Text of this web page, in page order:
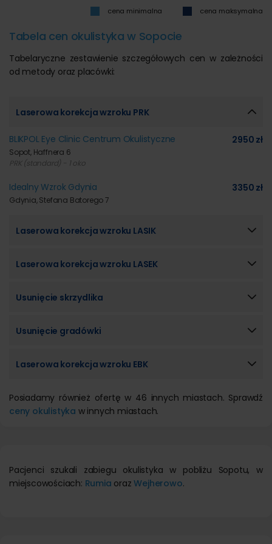
cena minimalna cena maksymalna
Tabela cen okulistyka w Sopocie
Tabelaryczne zestawienie szczegółowych cen w zależności
od metody oraz placówki:
Laserowa korekcja wzroku PRK
BLIKPOL Eye Clinic Centrum Okulistyczne
Sopot, Haffnera 6
PRK (standard) - 1 oko
2950 zł
Idealny Wzrok Gdynia
Gdynia, Stefana Batorego 7
3350 zł
Laserowa korekcja wzroku LASIK
Laserowa korekcja wzroku LASEK
Usunięcie skrzydlika
Usunięcie gradówki
Laserowa korekcja wzroku EBK
Posiadamy również ofertę w 46 innych miastach. Sprawdź
ceny okulistyka w innych miastach.
Pacjenci szukali zabiegu okulistyka w pobliżu Sopotu, w
miejscowościach: Rumia orazWejherowo.